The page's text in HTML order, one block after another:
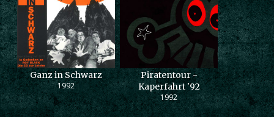
Ganz in Schwarz
1992
Piratentour -
Kaperfahrt '92
1992